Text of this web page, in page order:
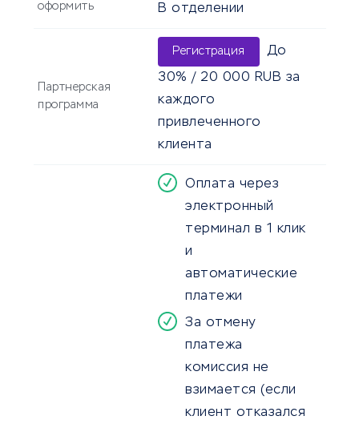
оформить
В отделении
Партнерская
программа
Регистрация До
30% / 20 000 RUB за
каждого
привлеченного
клиента
Оплата через
электронный
терминал в 1 клик
и
автоматические
платежи
За отмену
платежа
комиссия не
взимается (если
клиент отказался